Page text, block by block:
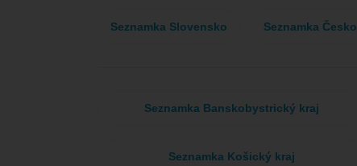
Seznamka Slovensko Seznamka Česko
Seznamka Banskobystrický kraj
Seznamka Košický kraj